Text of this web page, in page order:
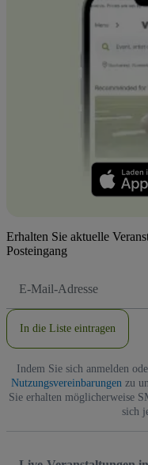
Erhalten Sie aktuelle
Posteingang
Mail-
In die Liste eintragen
Indem Sie sich anmelden
Nutzungsvereinbarungen zu
Sie erhalten möglicherweise
sich